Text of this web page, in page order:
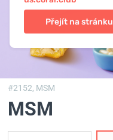
Přejít na stránku
#2152, MSM
MSM